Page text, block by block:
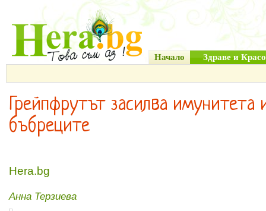
Начало Здраве и
Грейпфрутът засилва имунитета
бъбреците
Hera.bg
Анна Терзиева